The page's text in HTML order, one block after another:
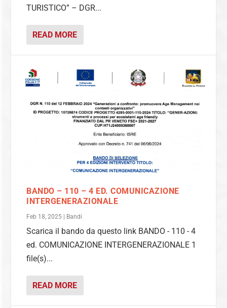
TURISTICO” – DGR...
READ MORE
BANDO – 110 – 4 ED. COMUNICAZIONE
INTERGENERAZIONALE
Feb 18, 2025 Bandi
Scarica il bando da questo link BANDO - 110 - 4
ed. COMUNICAZIONE INTERGENERAZIONALE 1
file(s)...
READ MORE